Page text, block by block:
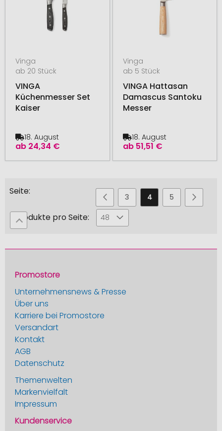
Vinga
ab 20 Stück
VINGA
Küchenmesser Set
Kaiser
ab 24,34 €
18. August
Vinga
ab 5 Stück
VINGA Hattasan
Damascus Santoku
Messer
ab 51,51 €
18. August
Seite Seite
Zurück
Seite
2 Seite
3
Sie
4 Seite
5 Seite
6
Produkte pro Seite: 48
Promostore
Unternehmensnews & Presse
Über uns
Karriere bei Promostore
Versandart
Kontakt
AGB
Datenschutz
Themenwelten
Markenvielfalt
Impressum
Kundenservice